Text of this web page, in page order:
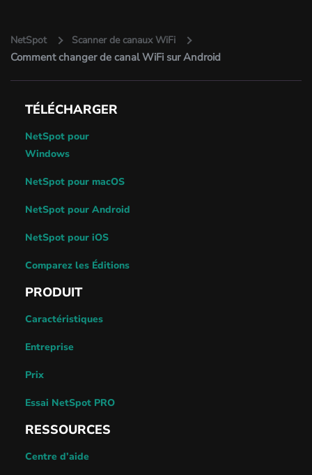
NetSpot Scanner de canaux WiFi
Comment changer de canal WiFi sur Android
TÉLÉCHARGER
NetSpot pour
Windows
NetSpot pour macOS
NetSpot pour Android
NetSpot pour iOS
Comparez les Éditions
PRODUIT
Caractéristiques
Entreprise
Prix
Essai NetSpot PRO
RESSOURCES
Centre d’aide